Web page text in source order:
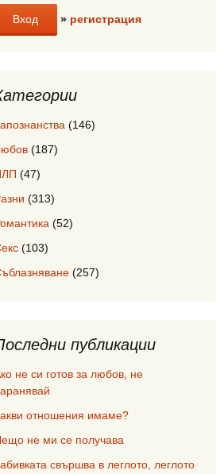
» регистрация
(146)
(187)
(47)
(313)
(52)
(103)
(257)
публикации
не си готов за любов, не
отношения имаме?
не ми се получава
свършва в леглото, леглото